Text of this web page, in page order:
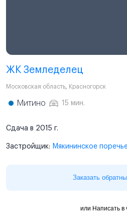
ЖК Земледелец
Московская область, Красногорск
Митино 15 мин.
Сдача в 2015 г.
Застройщик: Мякининское
Заказать
или